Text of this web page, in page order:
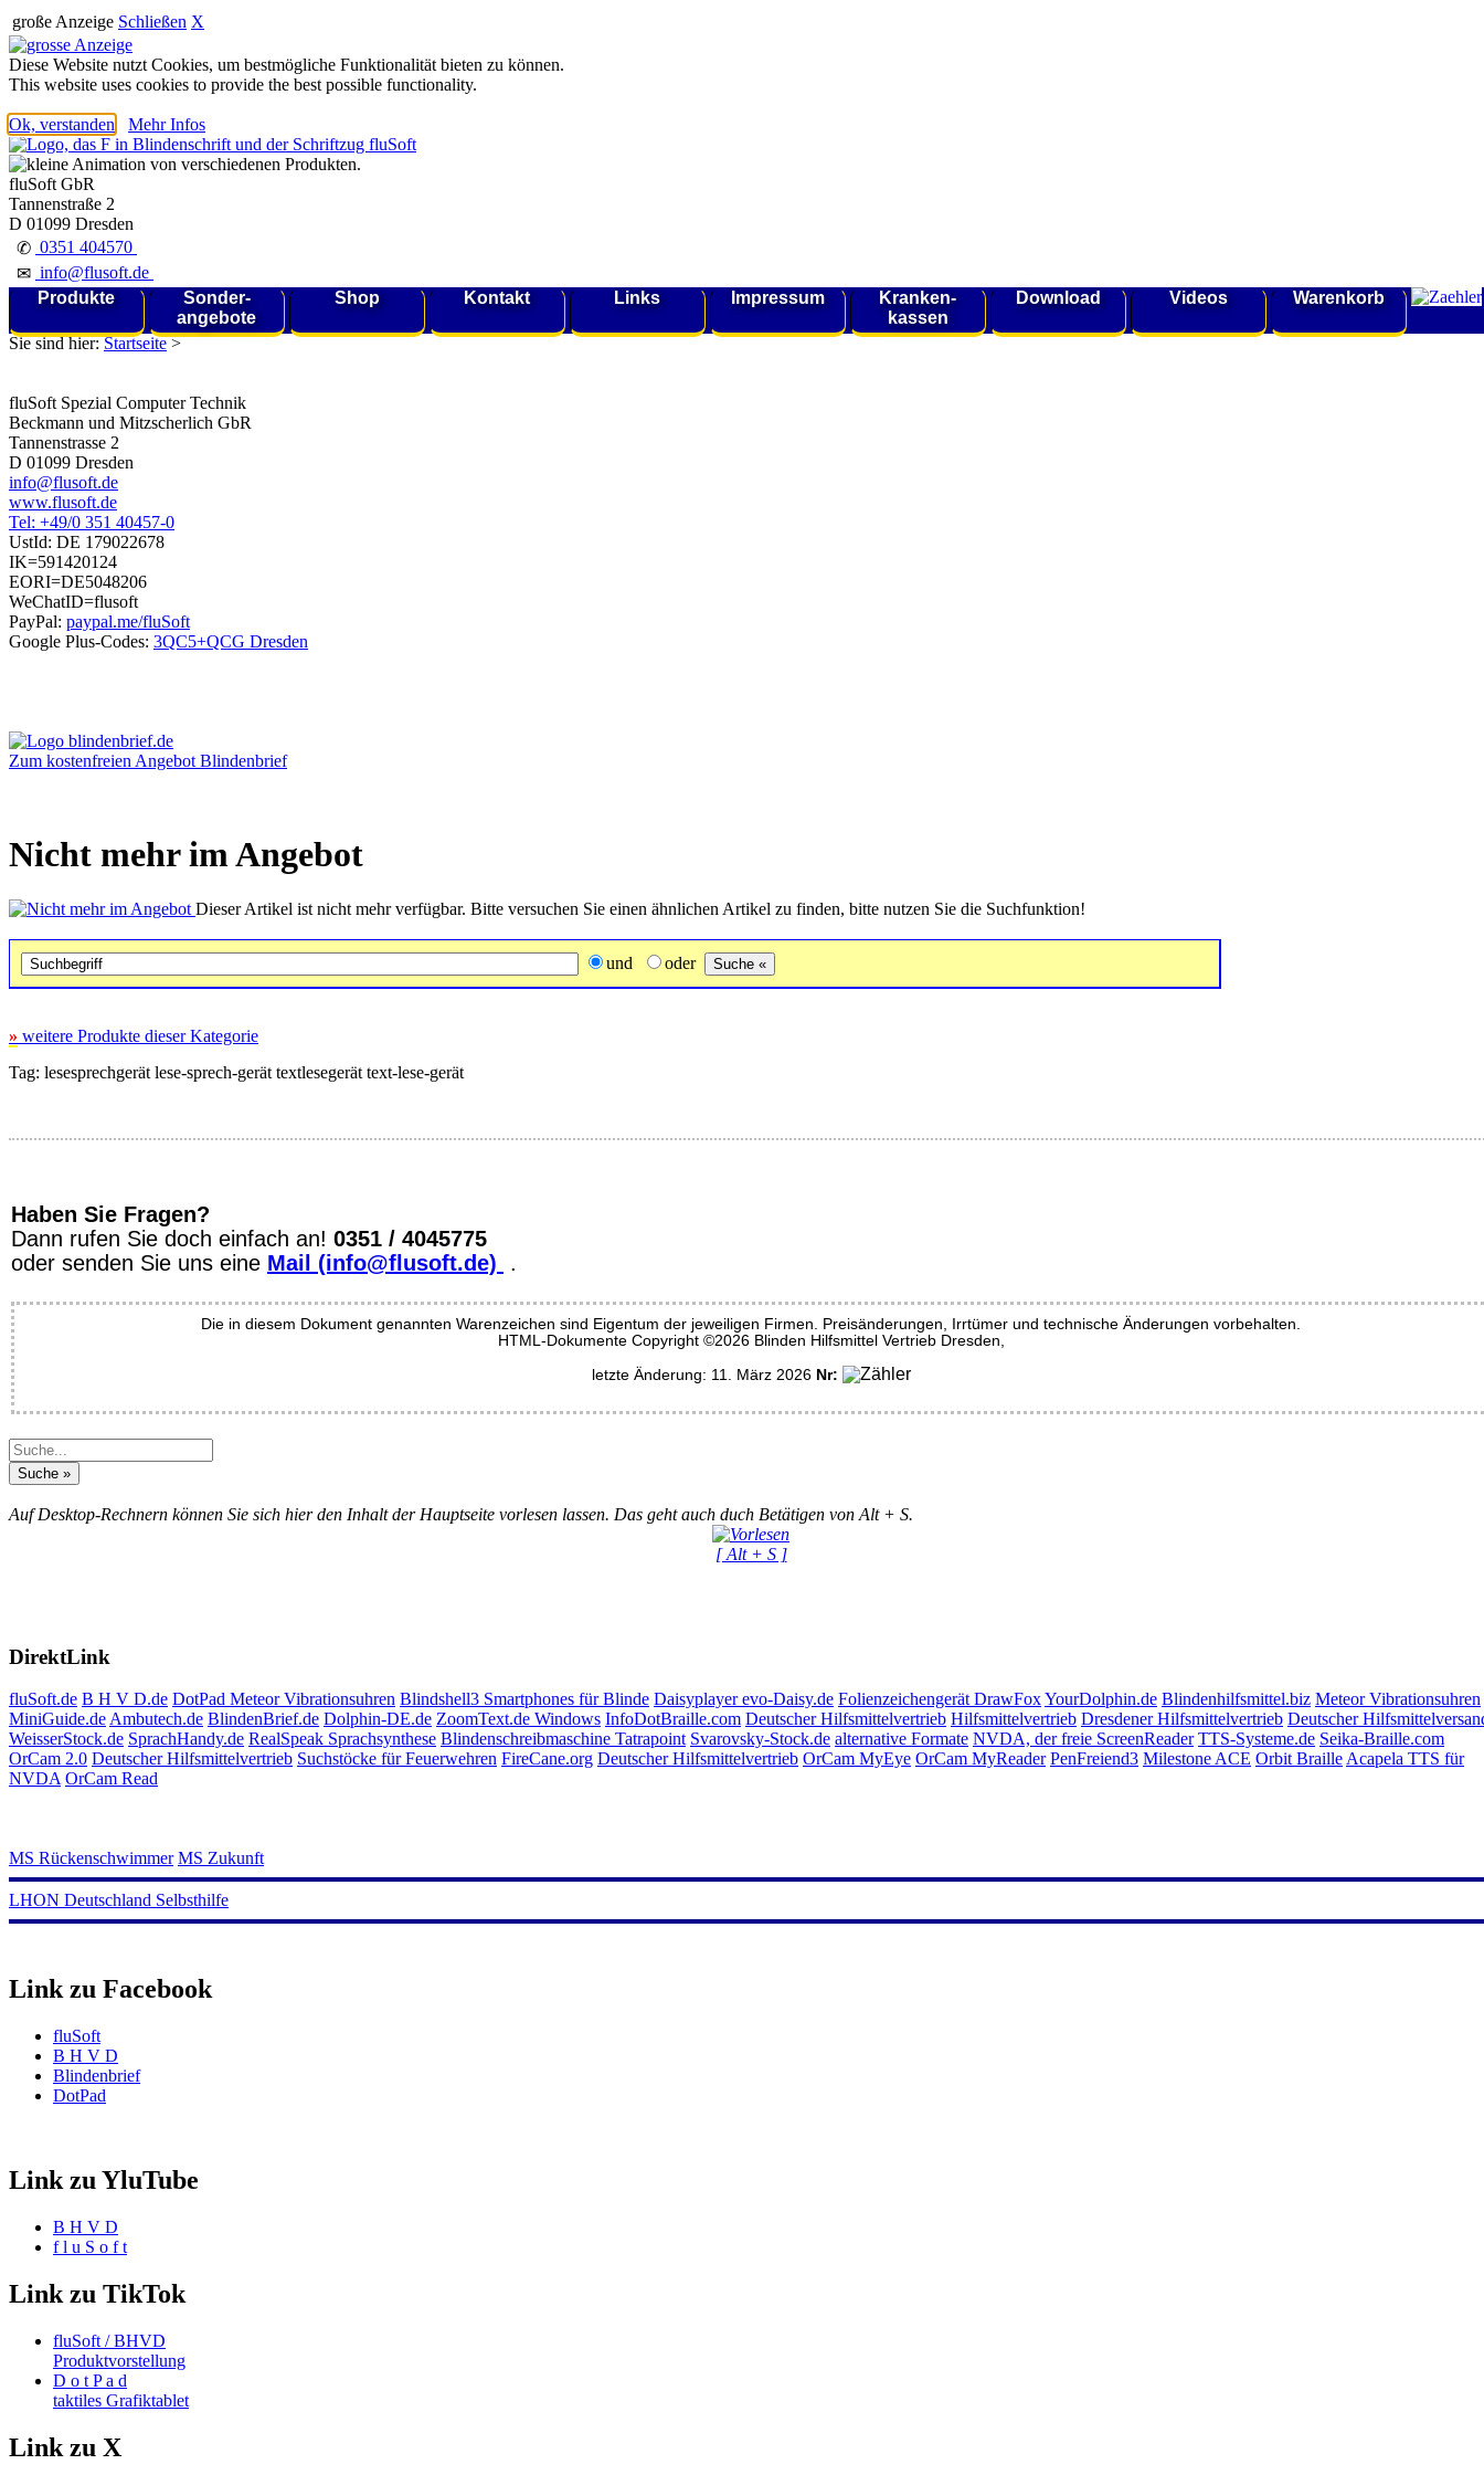
große Anzeige Schließen X
Diese Website nutzt Cookies, um bestmögliche Funktionalität bieten zu können.
This website uses cookies to provide the best possible functionality.
Ok, verstanden Mehr Infos
fluSoft GbR
Tannenstraße 2
D 01099 Dresden
✆ 0351 404570
✉ info@flusoft.de
Produkte
Sonder-
angebote
Shop Kontakt Links Impressum
Kranken-
kassen
Download Videos Warenkorb
Sie sind hier:Startseite>
fluSoft Spezial Computer Technik
Beckmann und Mitzscherlich GbR
Tannenstrasse 2
D 01099 Dresden
info@flusoft.de
www.flusoft.de
Tel: +49/0 351 40457-0
UstId: DE 179022678
IK=591420124
EORI=DE5048206
WeChatID=flusoft
PayPal: paypal.me/fluSoft
Google Plus-Codes: 3QC5+QCG Dresden
Zum kostenfreien Angebot Blindenbrief
Nicht mehr im Angebot
Dieser Artikel ist nicht mehr verfügbar. Bitte versuchen Sie einen ähnlichen Artikel zu finden, bitte nutzen Sie die Suchfunktion!
und oder
» weitere Produkte dieser Kategorie
Tag: lesesprechgerät lese-sprech-gerät textlesegerät text-lese-gerät
Haben Sie Fragen?
Dann rufen Sie doch einfach an! 0351 / 4045775
oder senden Sie uns eine Mail (info@flusoft.de) .
Die in diesem Dokument genannten Warenzeichen sind Eigentum der jeweiligen Firmen. Preisänderungen, Irrtümer und technische Änderungen vorbehalten.
HTML-Dokumente Copyright ©2026 Blinden Hilfsmittel Vertrieb Dresden,
letzte Änderung: 11. März 2026 Nr:
Auf Desktop-Rechnern können Sie sich hier den Inhalt der Hauptseite vorlesen lassen. Das geht auch duch Betätigen von Alt + S.
[ Alt + S ]
DirektLink
fluSoft.de B H V D.de DotPad Meteor Vibrationsuhren Blindshell3 Smartphones für Blinde Daisyplayer evo-Daisy.de Folienzeichengerät DrawFoxYourDolphin.de Blindenhilfsmittel.biz Meteor Vibrationsuhren
MiniGuide.de Ambutech.de BlindenBrief.de Dolphin-DE.de ZoomText.de Windows InfoDotBraille.com Deutscher Hilfsmittelvertrieb Hilfsmittelvertrieb Dresdener Hilfsmittelvertrieb Deutscher
WeisserStock.de SprachHandy.de RealSpeak Sprachsynthese Blindenschreibmaschine Tatrapoint Svarovsky-Stock.de alternative Formate NVDA, der freie ScreenReader TTS-Systeme.de Seika-Braille.com
OrCam 2.0 Deutscher Hilfsmittelvertrieb Suchstöcke für Feuerwehren FireCane.org Deutscher Hilfsmittelvertrieb OrCam MyEye OrCam MyReader PenFreiend3 Milestone ACE Orbit Braille Acapela TTS für
NVDA OrCam Read
MS Rückenschwimmer MS Zukunft
LHON Deutschland Selbsthilfe
Link zu Facebook
fluSoft
B H V D
Blindenbrief
DotPad
Link zu YluTube
B H V D
f l u S o f t
Link zu TikTok
fluSoft / BHVD
Produktvorstellung
D o t P a d
taktiles Grafiktablet
Link zu X